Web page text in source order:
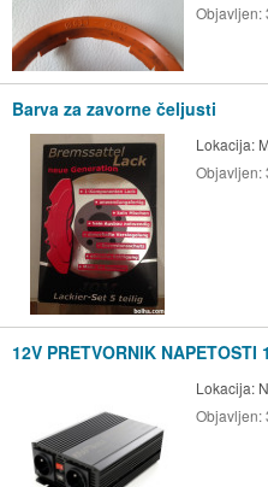
Objavljen:
Barva za zavorne čeljusti
Lokacija:
Objavljen:
12V PRETVORNIK NAPETOSTI
Lokacija:
Objavljen: